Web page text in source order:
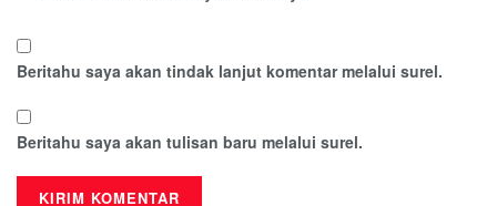
Beritahu saya akan tindak lanjut komentar melalui surel.
Beritahu saya akan tulisan baru melalui surel.